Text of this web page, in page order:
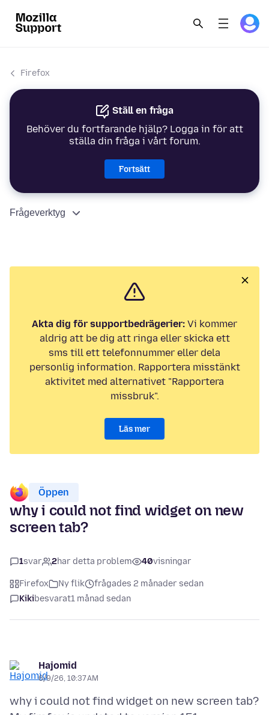
Firefox
Ställ en fråga
Behöver du fortfarande hjälp? Logga in för att
ställa din fråga i vårt forum.
Fortsätt
Frågeverktyg
Akta dig för supportbedrägerier: Vi kommer
aldrig att be dig att ringa eller skicka ett
sms till ett telefonnummer eller dela
personlig information. Rapportera misstänkt
aktivitet med alternativet "Rapportera
missbruk".
Läs mer
Öppen
why i could not find widget on new
screen tab?
1svar 2har detta problem 40visningar
Firefox Ny flik
frågades 2 månader sedan
Kikibesvarat1 månad sedan
Hajomid
6/9/26, 10:37 AM
why i could not find widget on new screen tab?